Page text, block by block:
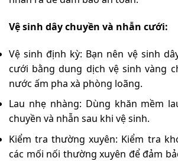
Vệ sinh dây chuyền và nhẫn cưới:
Vệ sinh định kỳ: Bạn nên vệ sinh
cưới bằng dung dịch vệ sinh vàng
nước ấm pha xà phòng loãng.
Lau nhẹ nhàng: Dùng khăn mềm
chuyền và nhẫn sau khi vệ sinh.
Kiểm tra thường xuyên: Kiểm tra
các mối nối thường xuyên để đảm